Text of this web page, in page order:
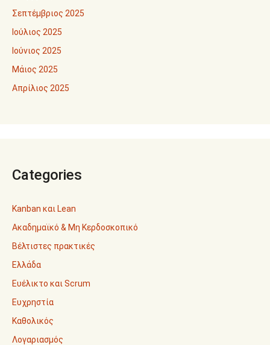
Σεπτέμβριος 2025
Ιούλιος 2025
Ιούνιος 2025
Μάιος 2025
Απρίλιος 2025
Categories
Kanban και Lean
Ακαδημαϊκό & Μη Κερδοσκοπικό
Βέλτιστες πρακτικές
Ελλάδα
Ευέλικτο και Scrum
Ευχρηστία
Καθολικός
Λογαριασμός